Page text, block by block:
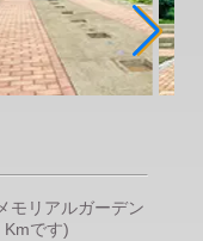
モリアルガーデン
です)